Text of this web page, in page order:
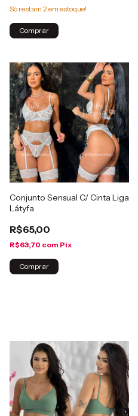
Só restam 2 em estoque!
Comprar
Conjunto Sensual C/ Cinta Liga
Látyfa
R$65,00
R$63,70 com Pix
Comprar